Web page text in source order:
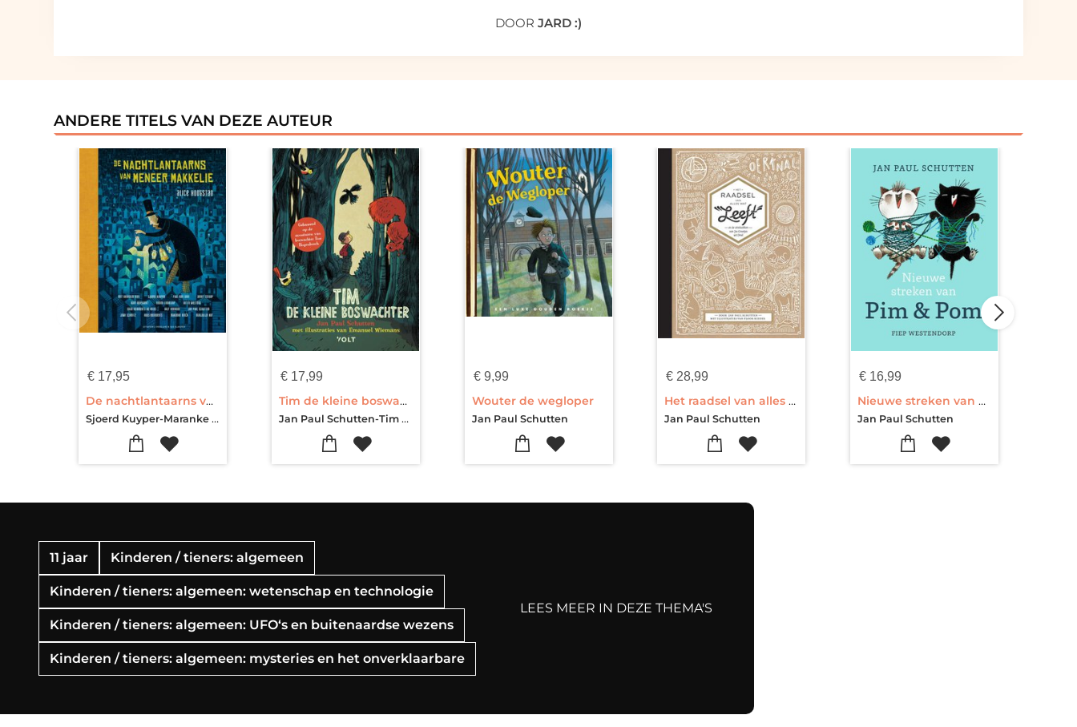
DOOR JARD :)
ANDERE TITELS VAN DEZE AUTEUR
€ 17,95
De nachtlantaarns van meneer Makkelie
Sjoerd Kuyper-Maranke Rinck-Dolf Verroen-Bart Moeyaert-Paul van Loon-Koos Meinderts-Daan Remmerts de Vries-Bette Westera-Benny Lindelauf-Marjolijn Hof-Annet Schaap-Jan Paul Schutten-Jowi Schmitz
€17,99
Tim de kleine boswachter
Jan Paul Schutten-Tim Hogenbosch
€9,99
Wouter de wegloper
Jan Paul Schutten
€ 28,99
Het raadsel van alles wat leeft
Jan Paul Schutten
€ 16,99
Nieuwe streken van Pim & Pom
Jan Paul Schutten
11 jaar Kinderen / tieners: algemeen
Kinderen / tieners: algemeen: wetenschap en technologie
Kinderen / tieners: algemeen: UFO‘s en buitenaardse wezens
Kinderen / tieners: algemeen: mysteries en het onverklaarbare
LEES MEER IN DEZE THEMA'S